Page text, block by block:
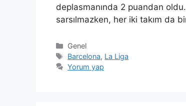
deplasmanında 2 puandan
sarsılmazken, her iki takım da
Kategoriler
Genel
Etiketler
Barcelona, La Liga
Yorum yap